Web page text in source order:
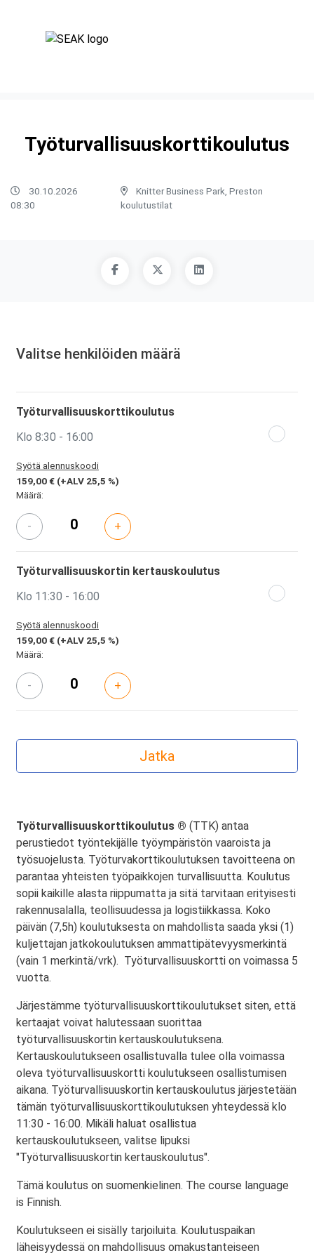
Työturvallisuuskorttikoulutus
30.10.2026
08:30
Knitter Business Park, Preston
koulutustilat
Valitse henkilöiden määrä
Työturvallisuuskorttikoulutus
Klo 8:30 - 16:00
Syötä alennuskoodi
159,00 € (+ALV 25,5 %)
Määrä:
- +
Työturvallisuuskortin kertauskoulutus
Klo 11:30 - 16:00
Syötä alennuskoodi
159,00 € (+ALV 25,5 %)
Määrä:
- +
Työturvallisuuskorttikoulutus ® (TTK) antaa
perustiedot työntekijälle työympäristön vaaroista ja
työsuojelusta. Työturvakorttikoulutuksen tavoitteena on
parantaa yhteisten työpaikkojen turvallisuutta. Koulutus
sopii kaikille alasta riippumatta ja sitä tarvitaan erityisesti
rakennusalalla, teollisuudessa ja logistiikkassa. Koko
päivän (7,5h) koulutuksesta on mahdollista saada yksi (1)
kuljettajan jatkokoulutuksen ammattipätevyysmerkintä
(vain 1 merkintä/vrk). Työturvallisuuskortti on voimassa 5
vuotta.
Järjestämme työturvallisuuskorttikoulutukset siten, että
kertaajat voivat halutessaan suorittaa
työturvallisuuskortin kertauskoulutuksena.
Kertauskoulutukseen osallistuvalla tulee olla voimassa
oleva työturvallisuuskortti koulutukseen osallistumisen
aikana. Työturvallisuuskortin kertauskoulutus järjestetään
tämän työturvallisuuskorttikoulutuksen yhteydessä klo
11:30 - 16:00. Mikäli haluat osallistua
kertauskoulutukseen, valitse lipuksi
"Työturvallisuuskortin kertauskoulutus".
Tämä koulutus on suomenkielinen. The course language
is Finnish.
Koulutukseen ei sisälly tarjoiluita. Koulutuspaikan
läheisyydessä on mahdollisuus omakustanteiseen